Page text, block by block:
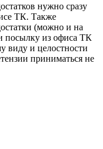
нужно сразу
ТК. Также
(можно и на
посылку из офиса ТК
виду и целостности
приниматься не